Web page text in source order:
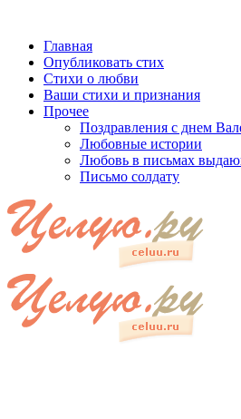
Главная
Опубликовать стих
Стихи о любви
Ваши стихи и признания
Прочее
Поздравления с днем
Любовные истории
Любовь в письмах
Письмо солдату